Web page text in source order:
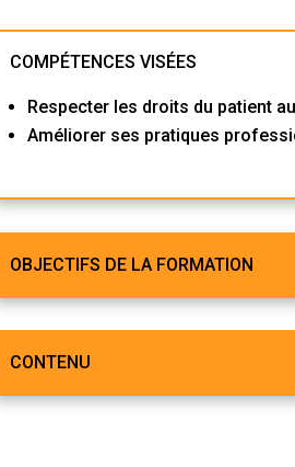
COMPÉTENCES VISÉES
Respecter les droits du patient
Améliorer ses pratiques
OBJECTIFS DE LA FORMATION
CONTENU